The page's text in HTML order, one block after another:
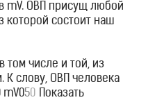
mV. ОВП присущ любой
которой состоит наш
числе и той, из
К слову, ОВП человека
mV050 Показать